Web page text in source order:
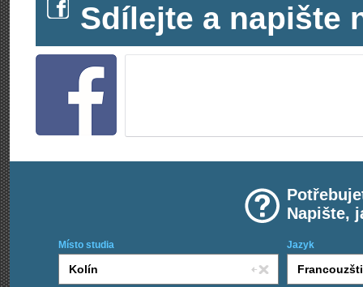
Sdílejte a napište
Napište,
Místo studia Jazyk